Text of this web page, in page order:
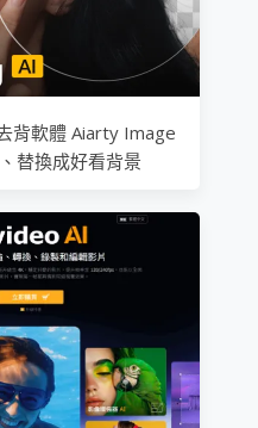
背軟體 Aiarty Image
替換成好看背景